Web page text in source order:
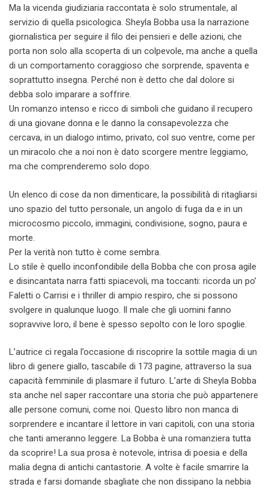
Ma la vicenda giudiziaria raccontata è solo strumentale, al
servizio di quella psicologica. Sheyla Bobba usa la narrazione
giornalistica per seguire il filo dei pensieri e delle azioni, che
porta non solo alla scoperta di un colpevole, ma anche a quella
di un comportamento coraggioso che sorprende, spaventa e
soprattutto insegna. Perché non è detto che dal dolore si
debba solo imparare a soffrire.
Un romanzo intenso e ricco di simboli che guidano il recupero
di una giovane donna e le danno la consapevolezza che
cercava, in un dialogo intimo, privato, col suo ventre, come per
un miracolo che a noi non è dato scorgere mentre leggiamo,
ma che comprenderemo solo dopo.
Un elenco di cose da non dimenticare, la possibilità di ritagliarsi
uno spazio del tutto personale, un angolo di fuga da e in un
microcosmo piccolo, immagini, condivisione, sogno, paura e
morte.
Per la verità non tutto è come sembra.
Lo stile è quello inconfondibile della Bobba che con prosa agile
e disincantata narra fatti spiacevoli, ma toccanti: ricorda un po’
Faletti o Carrisi e i thriller di ampio respiro, che si possono
svolgere in qualunque luogo. Il male che gli uomini fanno
sopravvive loro, il bene è spesso sepolto con le loro spoglie.
L’autrice ci regala l’occasione di riscoprire la sottile magia di un
libro di genere giallo, tascabile di 173 pagine, attraverso la sua
capacità femminile di plasmare il futuro. L’arte di Sheyla Bobba
sta anche nel saper raccontare una storia che può appartenere
alle persone comuni, come noi. Questo libro non manca di
sorprendere e incantare il lettore in vari capitoli, con una storia
che tanti ameranno leggere. La Bobba è una romanziera tutta
da scoprire! La sua prosa è notevole, intrisa di poesia e della
malia degna di antichi cantastorie. A volte è facile smarrire la
strada e farsi domande sbagliate che non dissipano la nebbia